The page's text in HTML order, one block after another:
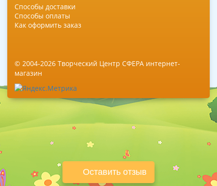
Оставить отзыв
Способы доставки
Способы оплаты
Как оформить заказ
© 2004-2026 Творческий Центр СФЕРА интернет-
магазин